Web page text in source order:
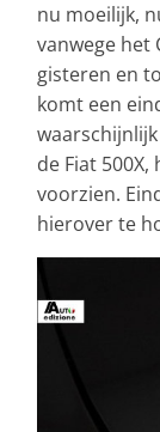
nu moeilijk,
vanwege het
gisteren en
komt een
de Fiat
voorzien.
hierover te